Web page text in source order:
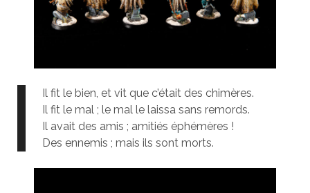
Il fit le bien, et vit que c’était des chimères.
Il fit le mal ; le mal le laissa sans remords.
Il avait des amis ; amitiés éphémères !
Des ennemis ; mais ils sont morts.